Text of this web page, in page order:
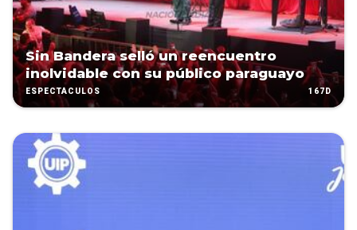
Sin Bandera selló un reencuentro
inolvidable con su público paraguayo
ESPECTÁCULOS 167D